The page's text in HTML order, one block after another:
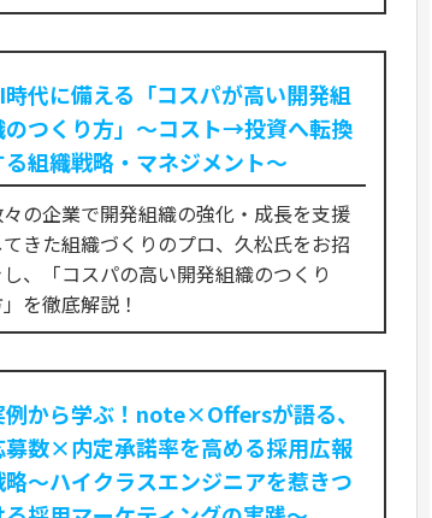
代に備える「コスパが高い開発組
のつくり方」〜コスト→投資へ転換
る組織戦略・マネジメント〜
の企業で開発組織の強化・成長を支援
てきた組織づくりのプロ、久松氏をお招
し、「コスパの高い開発組織のつくり
を徹底解説！
例から学ぶ！note×Offersが語る、
募数×内定承諾率を高める採用広報
略～ハイクラスエンジニアを惹きつ